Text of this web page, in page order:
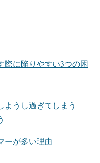
際に陥りやすい3つの困
うし過ぎてしまう
ーが多い理由